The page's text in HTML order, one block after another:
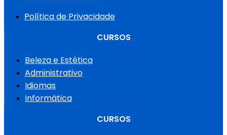
Política de Privacidade
CURSOS
Beleza e Estética
Administrativo
Idiomas
Informática
CURSOS